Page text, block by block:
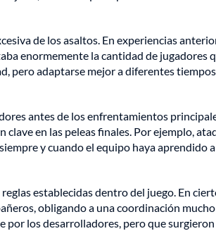
de los asaltos. En experiencias
enormemente la cantidad de jugadores
pero adaptarse mejor a diferentes
antes de los enfrentamientos
en las peleas finales. Por ejemplo,
y cuando el equipo haya aprendido a
establecidas dentro del juego. En
obligando a una coordinación
por los desarrolladores, pero que surgieron